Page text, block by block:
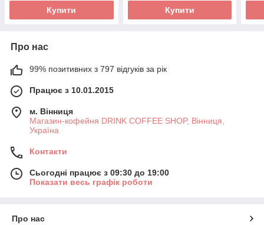
Купити Купити
Про нас
99% позитивних з 797 відгуків за рік
Працює з 10.01.2015
м. Вінниця
Магазин-кофейня DRINK COFFEE SHOP, Вінниця,
Україна
Контакти
Сьогодні працює з 09:30 до 19:00
Показати весь графік роботи
Про нас